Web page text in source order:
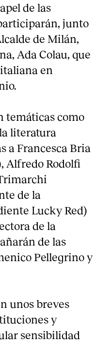
de las
junto
de Milán,
Ada Colau, que
en
temáticas como
literatura
a Francesca Bria
Alfredo Rodolfi
de la
Lucky Red)
de la
de las
Pellegrino y
unos breves
y
sensibilidad